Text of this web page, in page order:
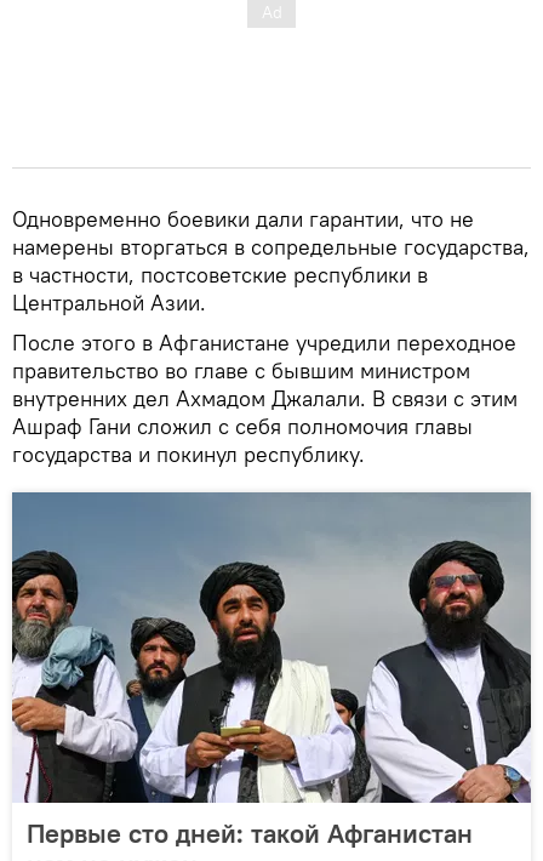
Одновременно боевики дали гарантии, что не
намерены вторгаться в сопредельные государства,
в частности, постсоветские республики в
Центральной Азии.
После этого в Афганистане учредили переходное
правительство во главе с бывшим министром
внутренних дел Ахмадом Джалали. В связи с этим
Ашраф Гани сложил с себя полномочия главы
государства и покинул республику.
Первые сто дней: такой Афганистан